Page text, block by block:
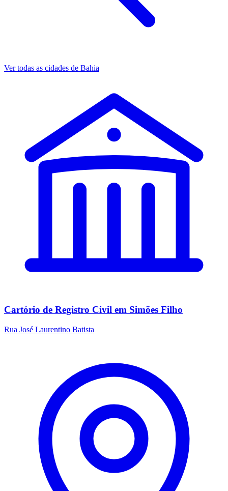
Ver todas as cidades de Bahia
Cartório de Registro Civil em Simões Filho
Rua José Laurentino Batista